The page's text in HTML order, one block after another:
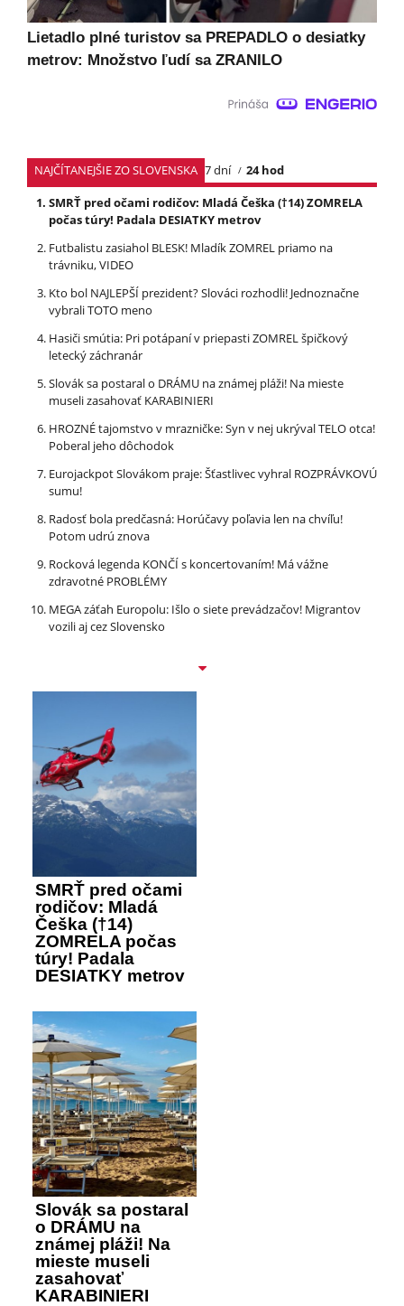
Lietadlo plné turistov sa PREPADLO o desiatky
metrov: Množstvo ľudí sa ZRANILO
NAJČÍTANEJŠIE ZO SLOVENSKA 7 dní
24 hod
SMRŤ pred očami rodičov: Mladá Češka (†14) ZOMRELA
počas túry! Padala DESIATKY metrov
Futbalistu zasiahol BLESK! Mladík ZOMREL priamo na
trávniku, VIDEO
Kto bol NAJLEPŠÍ prezident? Slováci rozhodli! Jednoznačne
vybrali TOTO meno
Hasiči smútia: Pri potápaní v priepasti ZOMREL špičkový
letecký záchranár
Slovák sa postaral o DRÁMU na známej pláži! Na mieste
museli zasahovať KARABINIERI
HROZNÉ tajomstvo v mrazničke: Syn v nej ukrýval TELO otca!
Poberal jeho dôchodok
Eurojackpot Slovákom praje: Šťastlivec vyhral ROZPRÁVKOVÚ
sumu!
Radosť bola predčasná: Horúčavy poľavia len na chvíľu!
Potom udrú znova
Rocková legenda KONČÍ s koncertovaním! Má vážne
zdravotné PROBLÉMY
MEGA záťah Europolu: Išlo o siete prevádzačov! Migrantov
vozili aj cez Slovensko
SMRŤ pred očami
rodičov: Mladá
Češka (†14)
ZOMRELA počas
túry! Padala
DESIATKY metrov
Slovák sa postaral
o DRÁMU na
známej pláži! Na
mieste museli
zasahovať
KARABINIERI